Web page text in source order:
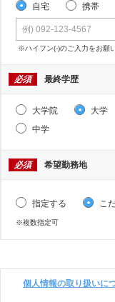
自宅 携帯
※ハイフン(-)のご入力をお願
必須 最終学歴
大学院 大学
中学
必須 希望勤務地
指定する こ
※複数指定可
個人情報の取り扱いに